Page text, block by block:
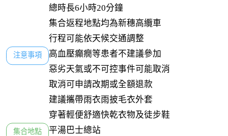
總時長6小時20分鐘
集合返程地點均為新穗高纜車
行程可能依天候交通調整
注意事項
高血壓癲癇等患者不建議參加
惡劣天氣或不可控事件可能取消
取消可申請改期或全額退款
建議攜帶雨衣雨披毛衣外套
穿著輕便舒適快乾衣物及徒步鞋
集合地點 平湯巴士總站